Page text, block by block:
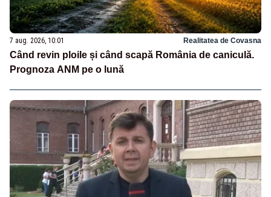
7 aug. 2026, 10:01 Realitatea de Covasna
Când revin ploile și când scapă România de caniculă.
Prognoza ANM pe o lună